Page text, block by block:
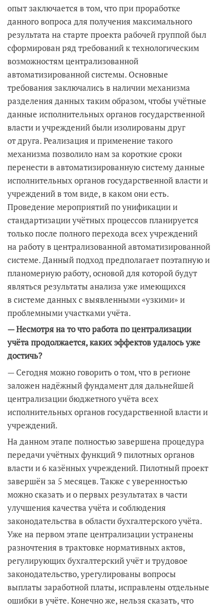
опыт заключается в том, что при проработке
данного вопроса для получения максимального
результата на старте проекта рабочей группой был
сформирован ряд требований к технологическим
возможностям централизованной
автоматизированной системы. Основные
требования заключались в наличии механизма
разделения данных таким образом, чтобы учётные
данные исполнительных органов государственной
власти и учреждений были изолированы друг
от друга. Реализация и применение такого
механизма позволило нам за короткие сроки
перенести в автоматизированную систему данные
исполнительных органов государственной власти и
учреждений в том виде, в каком они есть.
Проведение мероприятий по унификации и
стандартизации учётных процессов планируется
только после полного перехода всех учреждений
на работу в централизованной автоматизированной
системе. Данный подход предполагает поэтапную и
планомерную работу, основой для которой будут
являться результаты анализа уже имеющихся
в системе данных с выявленными «узкими» и
проблемными участками учёта.
— Несмотря на то что работа по централизации
учёта продолжается, каких эффектов удалось уже
достичь?
— Сегодня можно говорить о том, что в регионе
заложен надёжный фундамент для дальнейшей
централизации бюджетного учёта всех
исполнительных органов государственной власти и
учреждений.
На данном этапе полностью завершена процедура
передачи учётных функций 9 пилотных органов
власти и 6 казённых учреждений. Пилотный проект
завершён за 5 месяцев. Также с уверенностью
можно сказать и о первых результатах в части
улучшения качества учёта и соблюдения
законодательства в области бухгалтерского учёта.
Уже на первом этапе централизации устранены
разночтения в трактовке нормативных актов,
регулирующих бухгалтерский учёт и трудовое
законодательство, урегулированы вопросы
выплаты заработной платы, исправлены отдельные
ошибки в учёте. Конечно же, нельзя сказать, что